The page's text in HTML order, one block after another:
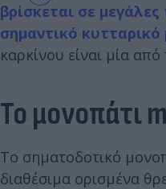
βρίσκεται σε
σημαντικό
καρκίνου είναι μία
Το μονοπάτι
Το σηματοδοτικό
διαθέσιμα ορισμένα